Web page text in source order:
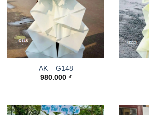
AK – G148
980.000 ₫